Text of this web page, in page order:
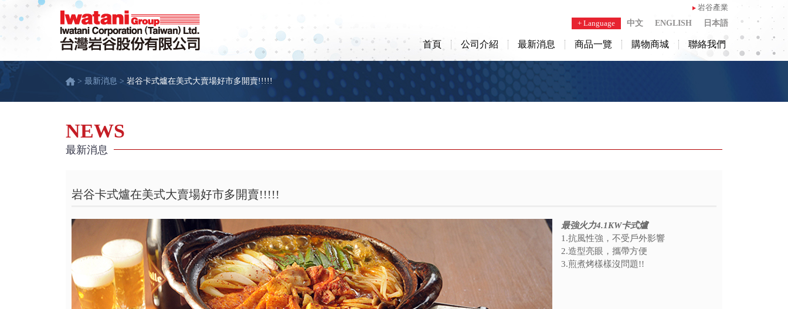
岩谷產業
+ Language
中文 ENGLISH 日本語
首頁 公司介紹 最新消息 商品一覽 購物商城 聯絡我們
> 最新消息 > 岩谷卡式爐在美式大賣場好市多開賣!!!!!
NEWS
最新消息
岩谷卡式爐在美式大賣場好市多開賣!!!!!
最強火力4.1KW卡式爐
1.抗風性強，不受戶外影響
2.造型亮眼，攜帶方便
3.煎煮烤樣樣沒問題!!